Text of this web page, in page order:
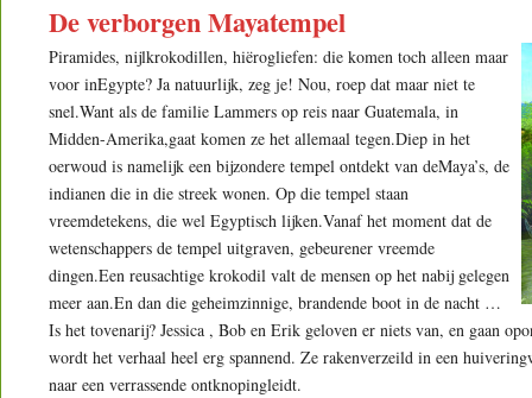
De verborgen Mayatempel
Piramides, nijlkrokodillen, hiërogliefen: die komen toch alleen maar
voor inEgypte? Ja natuurlijk, zeg je! Nou, roep dat maar niet te
snel.Want als de familie Lammers op reis naar Guatemala, in
Midden-Amerika,gaat komen ze het allemaal tegen.Diep in het
oerwoud is namelijk een bijzondere tempel ontdekt van deMaya’s, de
indianen die in die streek wonen. Op die tempel staan
vreemdetekens, die wel Egyptisch lijken.Vanaf het moment dat de
wetenschappers de tempel uitgraven, gebeurener vreemde
dingen.Een reusachtige krokodil valt de mensen op het nabij gelegen
meer aan.En dan die geheimzinnige, brandende boot in de nacht …
Is het tovenarij? Jessica , Bob en Erik geloven er niets van, en gaan
wordt het verhaal heel erg spannend. Ze rakenverzeild in een
naar een verrassende ontknopingleidt.